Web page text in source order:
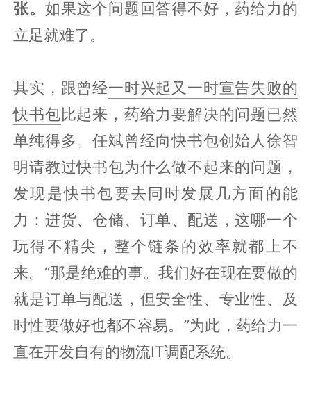
张。 如果这个问题回答得不好，药给力的
立足就难了。
其实，跟曾经一时兴起又一时宣告失败的
快书包比起来，药给力要解决的问题已然
单纯得多。任斌曾经向快书包创始人徐智
明请教过快书包为什么做不起来的问题，
发现是快书包要去同时发展几方面的能
力：进货、仓储、订单、配送，这哪一个
玩得不精尖，整个链条的效率就都上不
来。“那是绝难的事。我们好在现在要做的
就是订单与配送，但安全性、专业性、及
时性要做好也都不容易。”为此，药给力一
直在开发自有的物流IT调配系统。